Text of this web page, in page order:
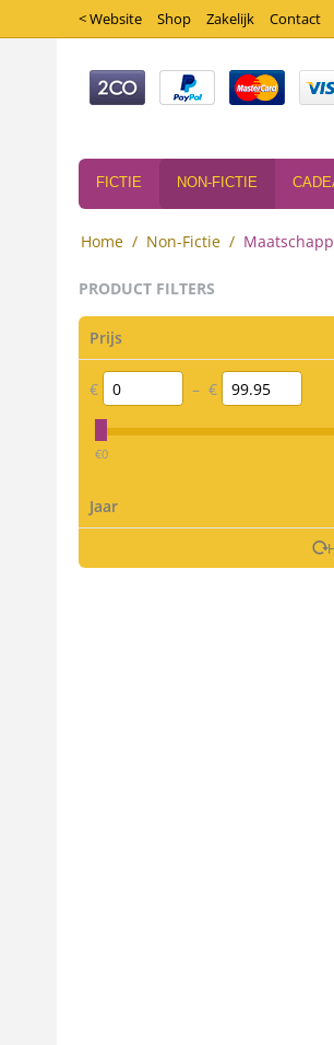
< Website Shop Zakelijk Contact
FICTIE NON-FICTIE
Home / Non-Fictie /
PRODUCT FILTERS
Prijs
€ – €
‎€0
Jaar